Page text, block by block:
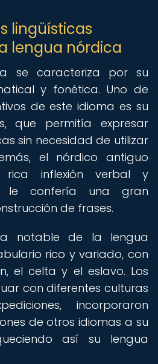
lingüísticas
lengua nórdica
se caracteriza por su
y fonética. Uno de
de este idioma es su
que permitía expresar
sin necesidad de utilizar
el nórdico antiguo
rica inflexión verbal y
le confería una gran
de frases.
notable de la lengua
rico y variado, con
el celta y el eslavo. Los
con diferentes culturas
incorporaron
de otros idiomas a su
así su lengua